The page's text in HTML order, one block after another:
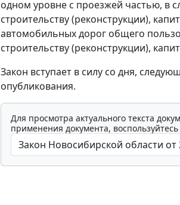
одном уровне с проезжей частью, в
строительству (реконструкции),
автомобильных дорог общего
строительству (реконструкции),
Закон вступает в силу со дня,
опубликования.
Для просмотра актуального текста
применения документа,